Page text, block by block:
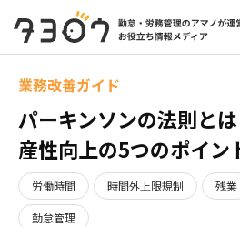
業務改善ガイド
パーキンソンの法則と
産性向上の5つのポイン
労働時間 時間外上限規制 残業
勤怠管理